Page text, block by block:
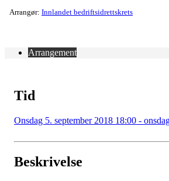
Arrangør: Innlandet bedriftsidrettskrets
Arrangement
Tid
Onsdag 5. september 2018 18:00 -
Beskrivelse